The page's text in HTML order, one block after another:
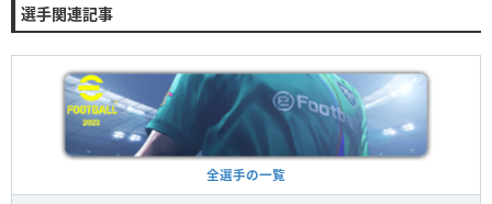
選手関連記事
全選手の一覧